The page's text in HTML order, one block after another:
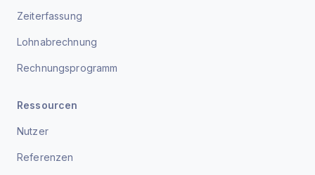
Zeiterfassung
Lohnabrechnung
Rechnungsprogramm
Ressourcen
Nutzer
Referenzen